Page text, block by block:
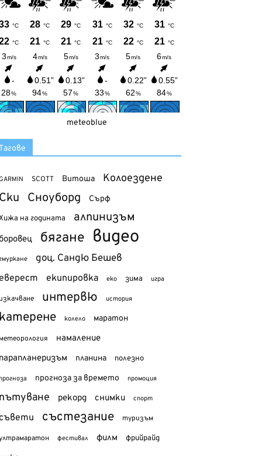
meteoblue
SCOTT Витоша Колоездене
Сноуборд Сърф
на годината алпинизъм
бягане видео
доц. Сандю Бешев
екипировка еко зима игра
интервю история
колело маратон
намаление
планина полезно
прогноза за времето промоция
рекорд снимки спорт
състезание туризъм
фестивал филм фрийрайд